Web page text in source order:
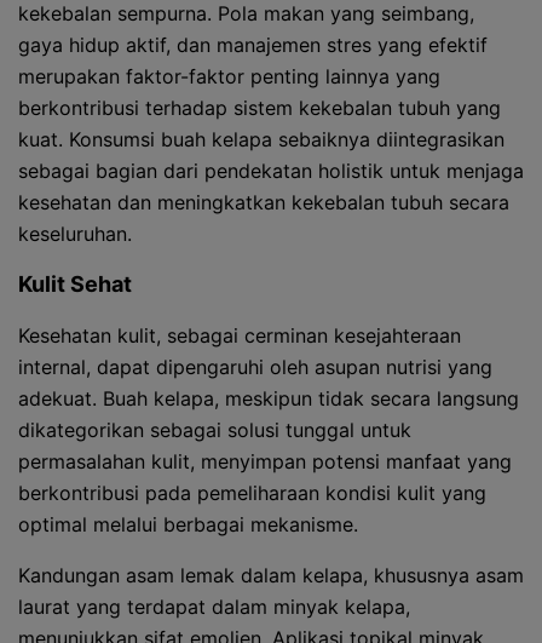
kekebalan sempurna. Pola makan yang seimbang,
gaya hidup aktif, dan manajemen stres yang efektif
merupakan faktor-faktor penting lainnya yang
berkontribusi terhadap sistem kekebalan tubuh yang
kuat. Konsumsi buah kelapa sebaiknya diintegrasikan
sebagai bagian dari pendekatan holistik untuk menjaga
kesehatan dan meningkatkan kekebalan tubuh secara
keseluruhan.
Kulit Sehat
Kesehatan kulit, sebagai cerminan kesejahteraan
internal, dapat dipengaruhi oleh asupan nutrisi yang
adekuat. Buah kelapa, meskipun tidak secara langsung
dikategorikan sebagai solusi tunggal untuk
permasalahan kulit, menyimpan potensi manfaat yang
berkontribusi pada pemeliharaan kondisi kulit yang
optimal melalui berbagai mekanisme.
Kandungan asam lemak dalam kelapa, khususnya asam
laurat yang terdapat dalam minyak kelapa,
menunjukkan sifat emolien. Aplikasi topikal minyak